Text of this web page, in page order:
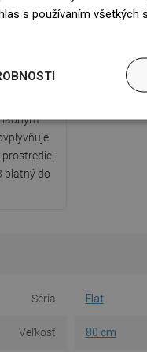
PZH
ktorý
platný do
Séria Flat
Veľkosť 80 cm
s používaním